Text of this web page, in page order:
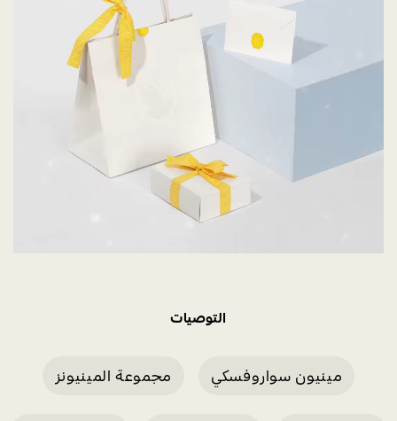
التوصيات
مينيون سواروفسكي مجموعة المينيونز